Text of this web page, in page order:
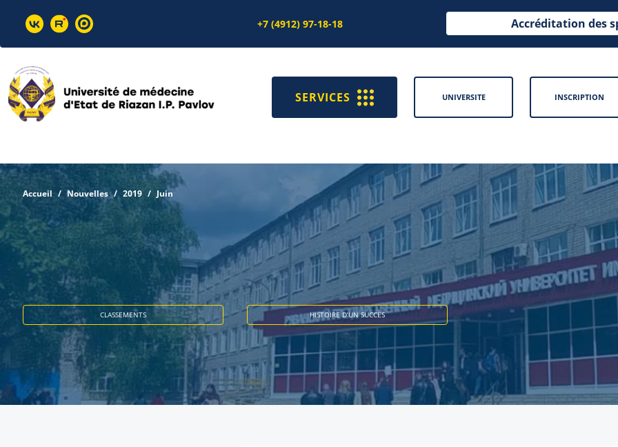
+7 (4912) 97-18-18 Accréditation des
SERVICES UNIVERSITE INSCRIPTION
Accueil Nouvelles 2019 Juin
CLASSEMENTS HISTOIRE D’UN SUCCÈS